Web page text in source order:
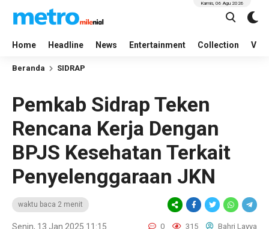
Home Headline News Entertainment Collection
Kamis, 06 Agu 2026
Beranda SIDRAP
Pemkab Sidrap Teken
Rencana Kerja Dengan
BPJS Kesehatan Terkait
Penyelenggaraan JKN
waktu baca 2 menit
Senin, 13 Jan 2025 11:15 0 315 Bahri Layya